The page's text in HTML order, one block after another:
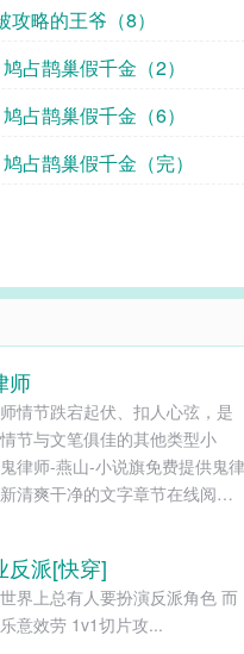
攻略的王爷（8）
占鹊巢假千金（2）
占鹊巢假千金（6）
占鹊巢假千金（完）
师
情节跌宕起伏、扣人心弦，是
节与文笔俱佳的其他类型小
律师-燕山-小说旗免费提供鬼律
清爽干净的文字章节在线阅读
反派[快穿]
界上总有人要扮演反派角色 而
意效劳 1v1切片攻...